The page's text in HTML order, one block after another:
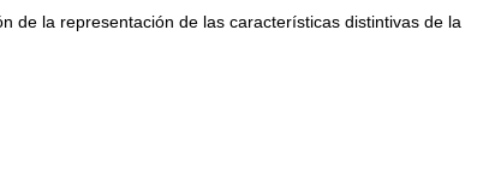
de la representación de las características distintivas de la